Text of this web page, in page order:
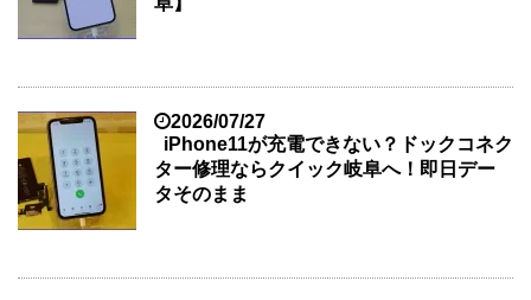
2026/07/27
iPhone11が充電できない？ドックコネク
ター修理ならクイック岐阜へ！即日デー
タそのまま